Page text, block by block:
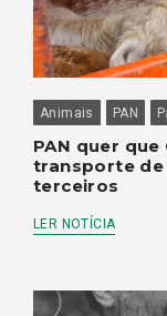
Animais PAN
PAN quer
transporte de
terceiros
LER NOTÍCIA